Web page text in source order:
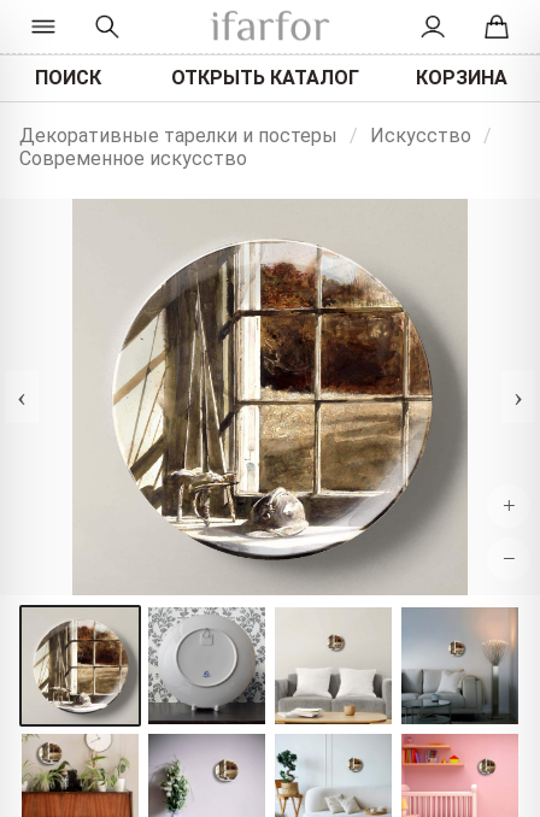
ПОИСК ОТКРЫТЬ КАТАЛОГ КОРЗИНА
Декоративные тарелки и постеры / Искусство
/
Современное искусство
‹ ›
+
−